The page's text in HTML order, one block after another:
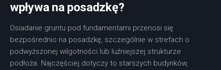
wpływa na posadzkę?
Osiadanie gruntu pod fundamentami przenosi się
bezpośrednio na posadzkę, szczególnie w strefach o
podwyższonej wilgotności lub luźniejszej strukturze
podłoża. Najczęściej dotyczy to starszych budynków,